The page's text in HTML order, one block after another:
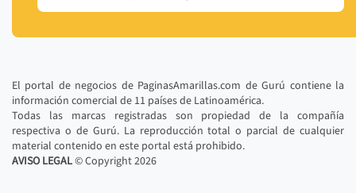
El portal de negocios de PaginasAmarillas.com de Gurú contiene la
información comercial de 11 países de Latinoamérica.
Todas las marcas registradas son propiedad de la compañía
respectiva o de Gurú. La reproducción total o parcial de cualquier
material contenido en este portal está prohibido.
AVISO LEGAL© Copyright2026